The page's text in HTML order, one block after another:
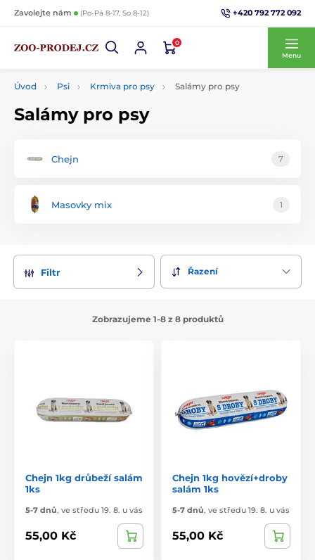
Zavolejte nám (Po-Pá 8-17, So 8-12) +420 792 772 092
0
Menu
Úvod Psi Krmiva pro psy Salámy pro psy
Salámy pro psy
Chejn 7
Masovky mix 1
Filtr Řazení
Zobrazujeme 1-8 z 8 produktů
Chejn 1kg drůbeží salám
1ks
5-7 dnů, ve středu 19. 8. u vás
55,00 Kč
Chejn 1kg hovězí+droby
salám 1ks
5-7 dnů, ve středu 19. 8. u vás
55,00 Kč